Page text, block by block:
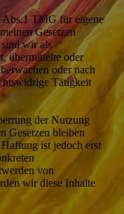
Abs.1 TMG für eigene
Gesetzen
wir als
übermittelte oder
oder nach
Tätigkeit
der Nutzung
Gesetzen bleiben
ist jedoch erst
von
wir diese Inhalte